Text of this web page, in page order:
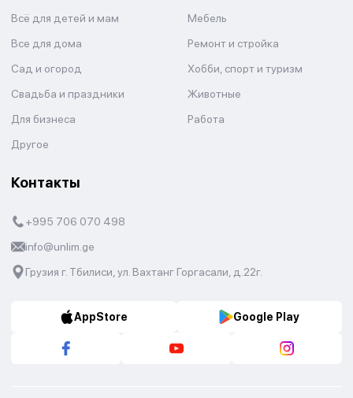
Всё для детей и мам
Мебель
Все для дома
Ремонт и стройка
Сад и огород
Хобби, спорт и туризм
Свадьба и праздники
Животные
Для бизнеса
Работа
Другое
Контакты
+995 706 070 498
info@unlim.ge
Грузия г. Тбилиси, ул. Вахтанг Горгасали, д.22г.
AppStore Google Play